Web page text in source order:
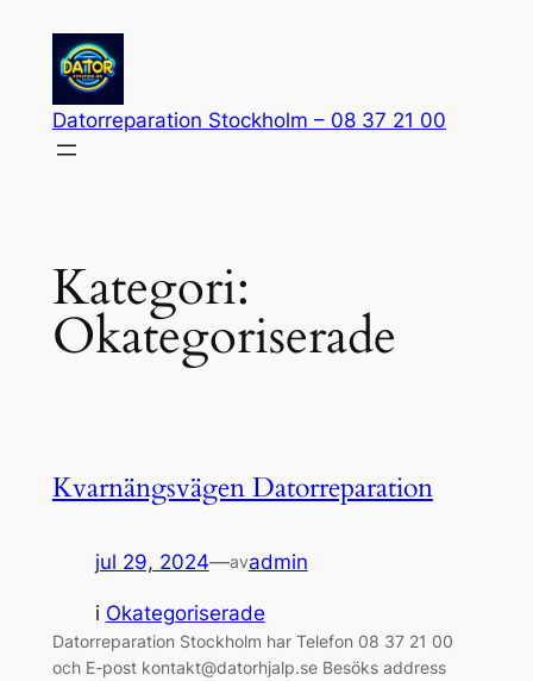
innehåll
Datorreparation Stockholm – 08 37 21 00
Kategori:
Okategoriserade
Kvarnängsvägen Datorreparation
jul 29, 2024—avadmin
i Okategoriserade
Datorreparation Stockholm har Telefon 08 37 21 00
och E-post kontakt@datorhjalp.se Besöks address